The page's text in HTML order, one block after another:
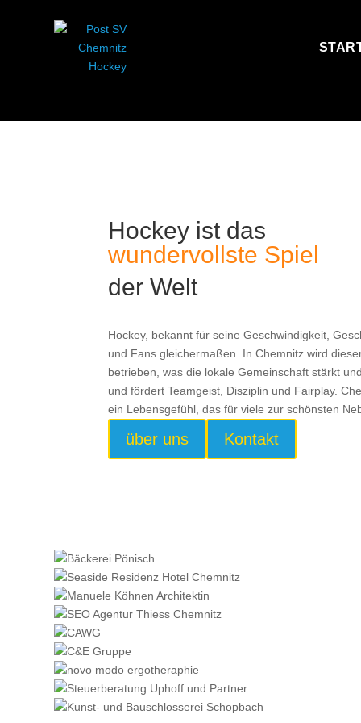
Hockey ist das
wundervollste Spiel
der Welt
Hockey, bekannt für seine Geschwindigkeit,
und Fans gleichermaßen. In Chemnitz wird
betrieben, was die lokale Gemeinschaft stärkt
und fördert Teamgeist, Disziplin und Fairplay.
ein Lebensgefühl, das für viele zur schönsten
über uns Kontakt